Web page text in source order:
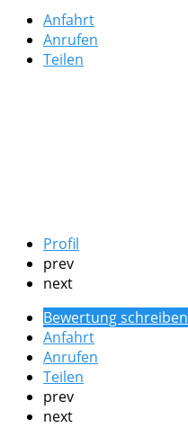
Anfahrt
Anrufen
Teilen
Profil
prev
next
Bewertung schreiben
Anfahrt
Anrufen
Teilen
prev
next